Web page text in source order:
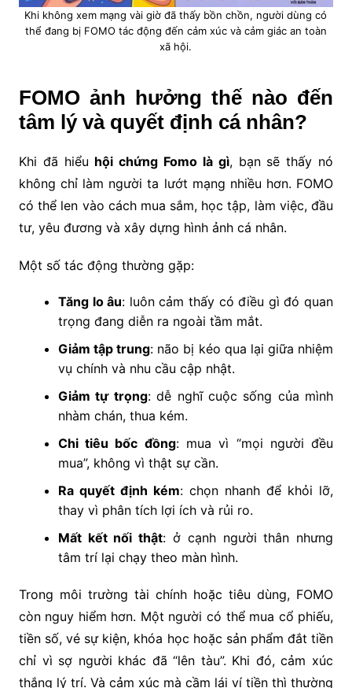
Khi không xem mạng vài giờ đã thấy bồn chồn, người dùng có
thể đang bị FOMO tác động đến cảm xúc và cảm giác an toàn
xã hội.
FOMO ảnh hưởng thế nào đến
tâm lý và quyết định cá nhân?
Khi đã hiểu hội chứng Fomo là gì, bạn sẽ thấy nó
không chỉ làm người ta lướt mạng nhiều hơn. FOMO
có thể len vào cách mua sắm, học tập, làm việc, đầu
tư, yêu đương và xây dựng hình ảnh cá nhân.
Một số tác động thường gặp:
Tăng lo âu: luôn cảm thấy có điều gì đó quan
trọng đang diễn ra ngoài tầm mắt.
Giảm tập trung: não bị kéo qua lại giữa nhiệm
vụ chính và nhu cầu cập nhật.
Giảm tự trọng: dễ nghĩ cuộc sống của mình
nhàm chán, thua kém.
Chi tiêu bốc đồng: mua vì “mọi người đều
mua”, không vì thật sự cần.
Ra quyết định kém: chọn nhanh để khỏi lỡ,
thay vì phân tích lợi ích và rủi ro.
Mất kết nối thật: ở cạnh người thân nhưng
tâm trí lại chạy theo màn hình.
Trong môi trường tài chính hoặc tiêu dùng, FOMO
còn nguy hiểm hơn. Một người có thể mua cổ phiếu,
tiền số, vé sự kiện, khóa học hoặc sản phẩm đắt tiền
chỉ vì sợ người khác đã “lên tàu”. Khi đó, cảm xúc
thắng lý trí. Và cảm xúc mà cầm lái ví tiền thì thường